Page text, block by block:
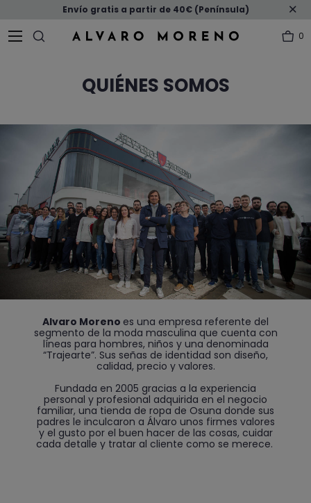
Envío gratis a partir de 40€ (Península)
0
QUIÉNES SOMOS
Alvaro Moreno es una empresa referente del
segmento de la moda masculina que cuenta con
líneas para hombres, niños y una denominada
“Trajearte”. Sus señas de identidad son diseño,
calidad, precio y valores.
Fundada en 2005 gracias a la experiencia
personal y profesional adquirida en el negocio
familiar, una tienda de ropa de Osuna donde sus
padres le inculcaron a Álvaro unos firmes valores
y el gusto por el buen hacer de las cosas, cuidar
cada detalle y tratar al cliente como se merece.